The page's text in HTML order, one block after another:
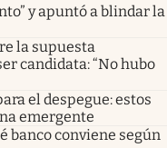
y apuntó a blindar la
la supuesta
candidata: “No hubo
el despegue: estos
emergente
banco conviene según